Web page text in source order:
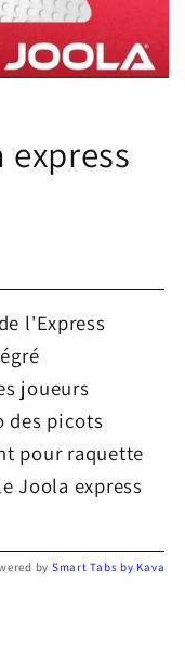
l'Express
joueurs
des picots
pour raquette
Joola express
by Smart Tabs by Kava